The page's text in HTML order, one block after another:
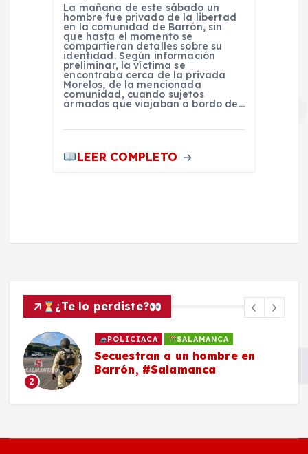
La mañana de este sábado un
hombre fue privado de la libertad
en la comunidad de Barrón, sin
que hasta el momento se
compartieran detalles sobre su
identidad. Según información
preliminar, la víctima se
encontraba cerca de la privada
Morelos, de la mencionada
comunidad, cuando sujetos
armados que viajaban a bordo de…
LEER COMPLETO
¿Te lo perdiste?
2
POLICIACA SALAMANCA
Secuestran a un hombre en
Barrón, #Salamanca